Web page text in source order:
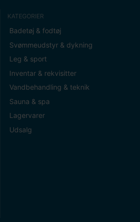
KATEGORIER
Badetøj & fodtøj
Svømmeudstyr & dykning
Leg & sport
Inventar & rekvisitter
Vandbehandling & teknik
Sauna & spa
Lagervarer
Udsalg